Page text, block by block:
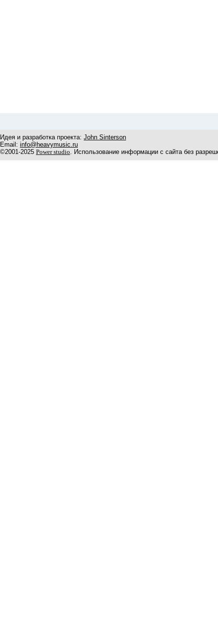
Идея и разработка проекта: John Sinterson
Email: info@heavymusic.ru
©2001-2025 Power studio. Использование информации с сайта без